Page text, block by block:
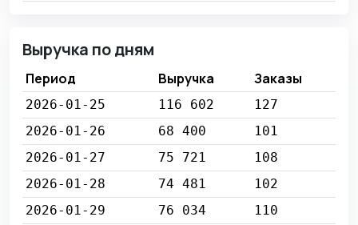
Выручка по дням
Период Выручка Заказы
2026-01-25 116 602
127
2026-01-26
68 400
101
2026-01-27
75 721
108
2026-01-28
74 481
102
2026-01-29
76 034
110